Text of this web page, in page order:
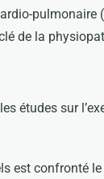
pulmonaire
de la
études sur
est confronté